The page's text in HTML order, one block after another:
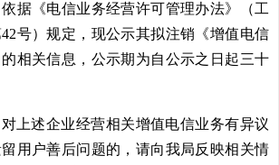
据《电信业务经营许可管理办法》（工
号）规定，现公示其拟注销《增值电信
相关信息，公示期为自公示之日起三十
上述企业经营相关增值电信业务有异议
用户善后问题的，请向我局反映相关情